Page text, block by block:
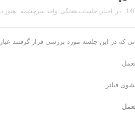
در: اخبار ,جلسات هفتگی, واحد سرچشمه هنوز
فیلتر